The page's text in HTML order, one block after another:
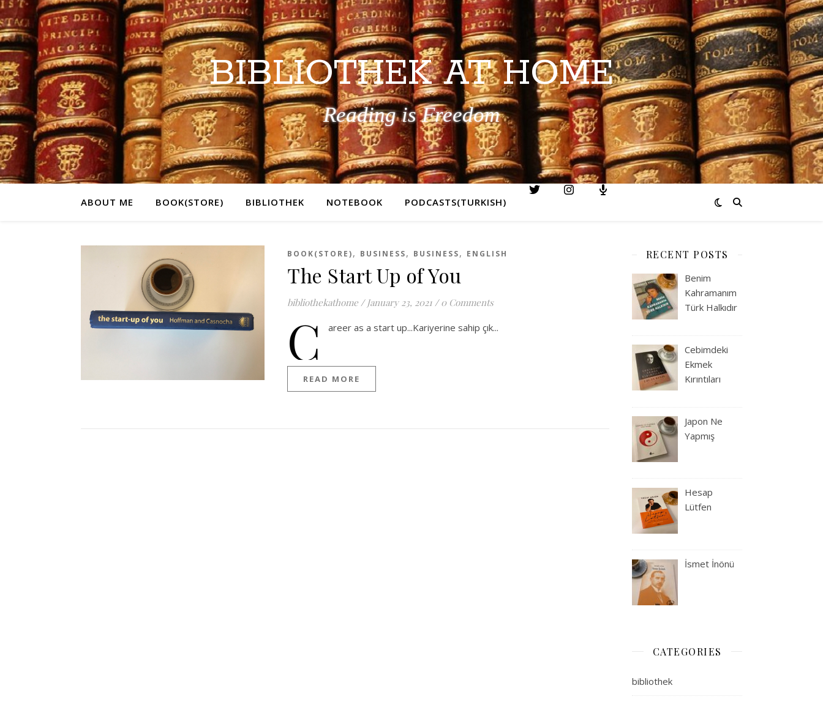
BIBLIOTHEK AT HOME
Reading is Freedom
ABOUT ME BOOK(STORE) BIBLIOTHEK NOTEBOOK PODCASTS(TURKISH)
BOOK(STORE), BUSINESS, BUSINESS, ENGLISH
The Start Up of You
bibliothekathome / January 23, 2021 / 0 Comments
C areer as a start up...Kariyerine sahip çık...
READ MORE
RECENT POSTS
Benim
Kahramanım
Türk Halkıdır
Cebimdeki
Ekmek
Kırıntıları
Japon Ne
Yapmış
Hesap
Lütfen
İsmet İnönü
CATEGORIES
bibliothek